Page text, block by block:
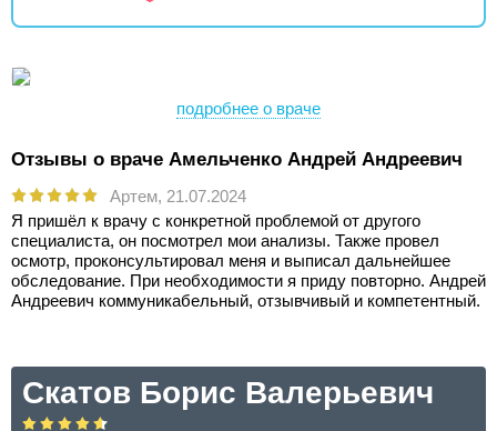
подробнее о враче
Отзывы о враче Амельченко Андрей Андреевич
Артем, 21.07.2024
Я пришёл к врачу с конкретной проблемой от другого
специалиста, он посмотрел мои анализы. Также провел
осмотр, проконсультировал меня и выписал дальнейшее
обследование. При необходимости я приду повторно. Андрей
Андреевич коммуникабельный, отзывчивый и компетентный.
Скатов Борис Валерьевич